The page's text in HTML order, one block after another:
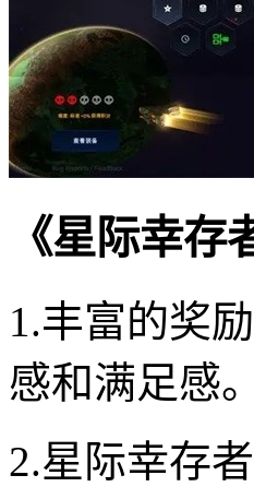
《星际幸
1.丰富的奖
感和满足感。
2.星际幸存